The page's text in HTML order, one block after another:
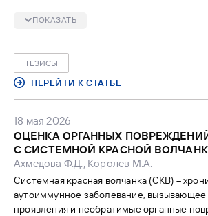
развитием ишемической болезни сердца
кросс-секционных исследований и
контроль» с участием в общей сложности
показали, что ГУ в значительной степени
повышенным риском развития ФП
ПОКАЗАТЬ
ТЕЗИСЫ
ПЕРЕЙТИ К СТАТЬЕ
18 мая 2026
ОЦЕНКА ОРГАННЫХ
С СИСТЕМНОЙ КРАСНОЙ
Ахмедова Ф.Д., Королев М.А.
Системная красная волчанка (СКВ) –
аутоиммунное заболевание,
проявления и необратимые органные